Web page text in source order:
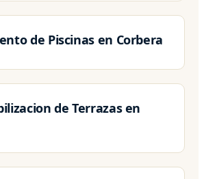
de Piscinas en Corbera
de Terrazas en